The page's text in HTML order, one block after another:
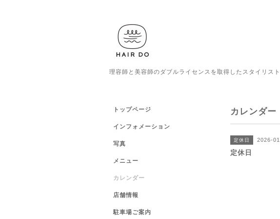
理容師と美容師のダブルライセンスを取得したスタイリス
カレンダー
定休日 2026-
定休日
トップページ
インフォメーション
写真
メニュー
カレンダー
店舗情報
駐車場ご案内